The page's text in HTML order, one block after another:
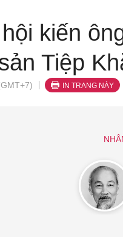
kiến
Tiệp
IN TRANG NÀY